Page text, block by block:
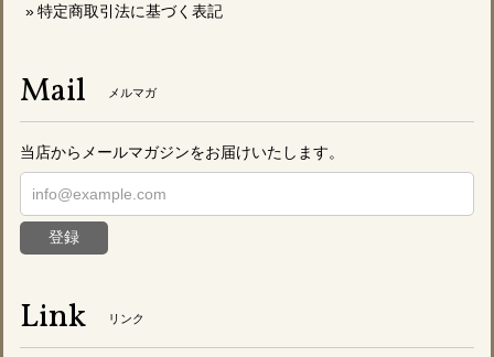
特定商取引法に基づく表記
Mail メルマガ
当店からメールマガジンをお届けいたします。
登録
Link リンク